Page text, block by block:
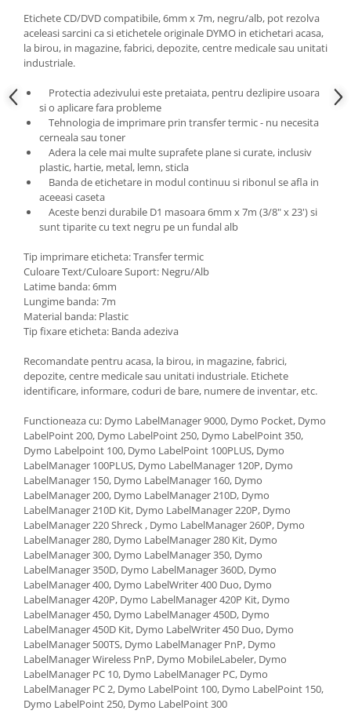
Etichete CD/DVD compatibile, 6mm x 7m, negru/alb, pot rezolva
aceleasi sarcini ca si etichetele originale DYMO in etichetari acasa,
la birou, in magazine, fabrici, depozite, centre medicale sau unitati
industriale.
Protectia adezivului este pretaiata, pentru dezlipire usoara
si o aplicare fara probleme
Tehnologia de imprimare prin transfer termic - nu necesita
cerneala sau toner
Adera la cele mai multe suprafete plane si curate, inclusiv
plastic, hartie, metal, lemn, sticla
Banda de etichetare in modul continuu si ribonul se afla in
aceeasi caseta
Aceste benzi durabile D1 masoara 6mm x 7m (3/8" x 23') si
sunt tiparite cu text negru pe un fundal alb
Tip imprimare eticheta: Transfer termic
Culoare Text/Culoare Suport: Negru/Alb
Latime banda: 6mm
Lungime banda: 7m
Material banda: Plastic
Tip fixare eticheta: Banda adeziva
Recomandate pentru acasa, la birou, in magazine, fabrici,
depozite, centre medicale sau unitati industriale. Etichete
identificare, informare, coduri de bare, numere de inventar, etc.
Functioneaza cu: Dymo LabelManager 9000, Dymo Pocket, Dymo
LabelPoint 200, Dymo LabelPoint 250, Dymo LabelPoint 350,
Dymo Labelpoint 100, Dymo LabelPoint 100PLUS, Dymo
LabelManager 100PLUS, Dymo LabelManager 120P, Dymo
LabelManager 150, Dymo LabelManager 160, Dymo
LabelManager 200, Dymo LabelManager 210D, Dymo
LabelManager 210D Kit, Dymo LabelManager 220P, Dymo
LabelManager 220 Shreck , Dymo LabelManager 260P, Dymo
LabelManager 280, Dymo LabelManager 280 Kit, Dymo
LabelManager 300, Dymo LabelManager 350, Dymo
LabelManager 350D, Dymo LabelManager 360D, Dymo
LabelManager 400, Dymo LabelWriter 400 Duo, Dymo
LabelManager 420P, Dymo LabelManager 420P Kit, Dymo
LabelManager 450, Dymo LabelManager 450D, Dymo
LabelManager 450D Kit, Dymo LabelWriter 450 Duo, Dymo
LabelManager 500TS, Dymo LabelManager PnP, Dymo
LabelManager Wireless PnP, Dymo MobileLabeler, Dymo
LabelManager PC 10, Dymo LabelManager PC, Dymo
LabelManager PC 2, Dymo LabelPoint 100, Dymo LabelPoint 150,
Dymo LabelPoint 250, Dymo LabelPoint 300